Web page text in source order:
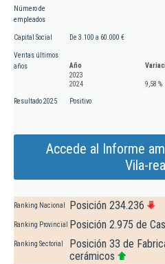
Número de
empleados
Capital Social De 3.100 a 60.000 €
Ventas últimos
años
Año
2023
2024
9,58 %
Resultado 2025 Positivo
Accede al Informe
Vila-
Ranking Nacional Posición 234.236
Ranking Provincial Posición 2.975 de
Ranking Sectorial
Posición 33 de
cerámicos